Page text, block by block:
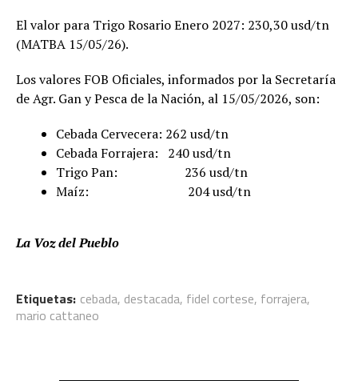
El valor para Trigo Rosario Enero 2027: 230,30 usd/tn
(MATBA 15/05/26).
Los valores FOB Oficiales, informados por la Secretaría
de Agr. Gan y Pesca de la Nación, al 15/05/2026, son:
Cebada Cervecera: 262 usd/tn
Cebada Forrajera: 240 usd/tn
Trigo Pan: 236 usd/tn
Maíz: 204 usd/tn
La Voz del Pueblo
Etiquetas: cebada, destacada, fidel cortese, forrajera,
mario cattaneo